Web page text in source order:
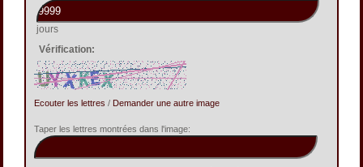
jours
Vérification:
Ecouter les lettres / Demander une autre image
Taper les lettres montrées dans l'image: